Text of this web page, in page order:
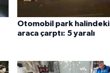
Otomobil park halindeki
araca çarptı: 5 yaralı